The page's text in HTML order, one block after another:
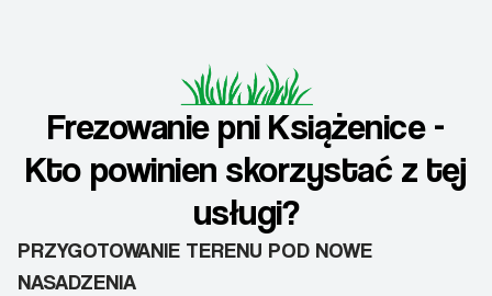
Frezowanie pni Książenice -
Kto powinien skorzystać z tej
usługi?
PRZYGOTOWANIE TERENU POD NOWE
NASADZENIA